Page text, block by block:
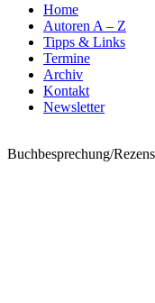
Home
Autoren A – Z
Tipps & Links
Termine
Archiv
Kontakt
Newsletter
Buchbesprechung/